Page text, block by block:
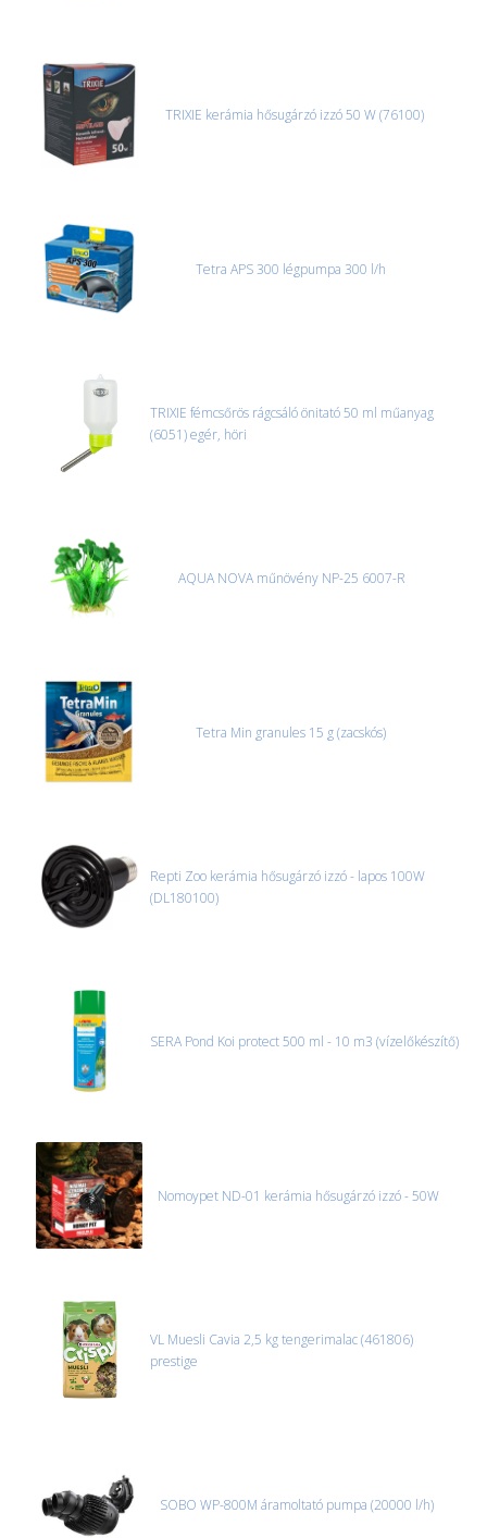
TRIXIE kerámia hősugárzó izzó 50 W (76100)
Tetra APS 300 légpumpa 300 l/h
TRIXIE fémcsőrös rágcsáló önitató 50 ml műanyag
(6051) egér, höri
AQUA NOVA műnövény NP-25 6007-R
Tetra Min granules 15 g (zacskós)
Repti Zoo kerámia hősugárzó izzó - lapos 100W
(DL180100)
SERA Pond Koi protect 500 ml - 10 m3 (vízelőkészítő)
Nomoypet ND-01 kerámia hősugárzó izzó - 50W
VL Muesli Cavia 2,5 kg tengerimalac (461806)
prestige
SOBO WP-800M áramoltató pumpa (20000 l/h)